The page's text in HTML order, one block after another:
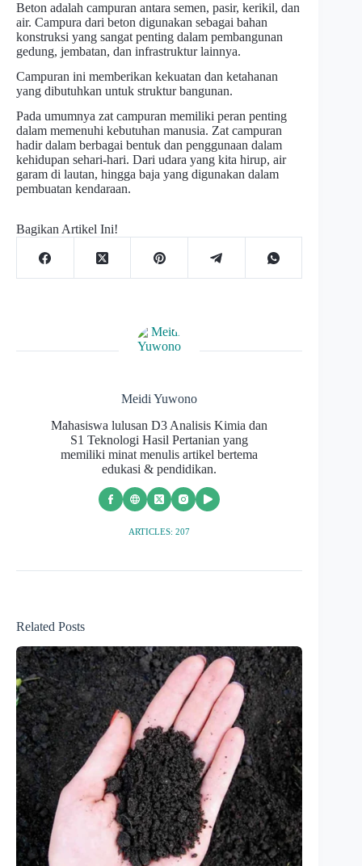
Beton adalah campuran antara semen, pasir, kerikil, dan
air. Campura dari beton digunakan sebagai bahan
konstruksi yang sangat penting dalam pembangunan
gedung, jembatan, dan infrastruktur lainnya.
Campuran ini memberikan kekuatan dan ketahanan
yang dibutuhkan untuk struktur bangunan.
Pada umumnya zat campuran memiliki peran penting
dalam memenuhi kebutuhan manusia. Zat campuran
hadir dalam berbagai bentuk dan penggunaan dalam
kehidupan sehari-hari. Dari udara yang kita hirup, air
garam di lautan, hingga baja yang digunakan dalam
pembuatan kendaraan.
Bagikan Artikel Ini!
Meidi Yuwono
Mahasiswa lulusan D3 Analisis Kimia dan
S1 Teknologi Hasil Pertanian yang
memiliki minat menulis artikel bertema
edukasi & pendidikan.
ARTICLES: 207
Related Posts